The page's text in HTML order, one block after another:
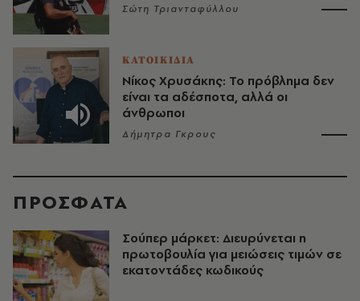
Σώτη Τριανταφύλλου
ΚΑΤΟΙΚΙΔΙΑ
Νίκος Χρυσάκης: Το πρόβλημα δεν
είναι τα αδέσποτα, αλλά οι
άνθρωποι
Δήμητρα Γκρους
ΠΡΟΣΦΑΤΑ
Σούπερ μάρκετ: Διευρύνεται η
πρωτοβουλία για μειώσεις τιμών σε
εκατοντάδες κωδικούς